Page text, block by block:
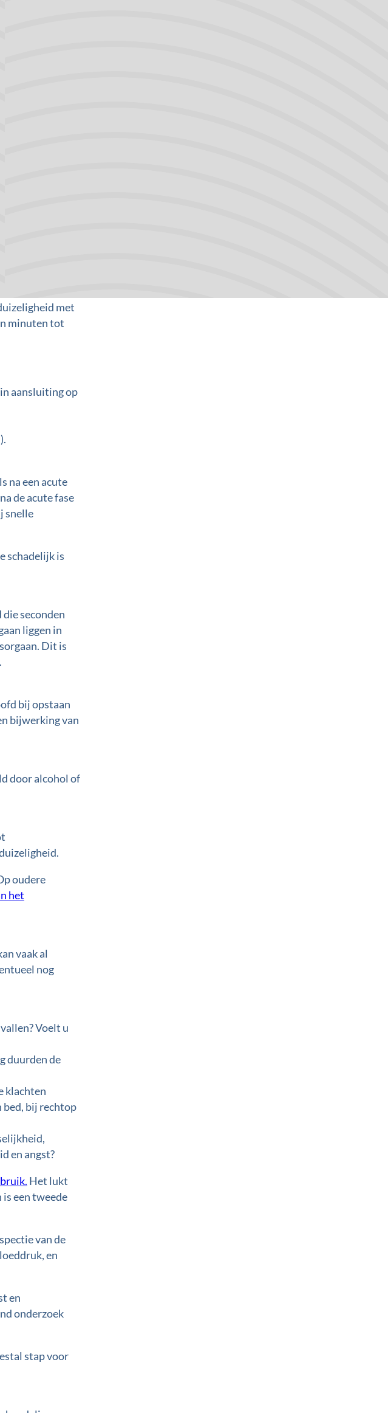
hoofd ten
prikkels
bewaart. Er
daar
Duizeligheid
met
minuten tot
aansluiting op
na een acute
de acute fase
snelle
schadelijk is
seconden
liggen in
Dit is
bij opstaan
bijwerking van
door alcohol of
oudere
het
vaak al
nog
Voelt u
duurden de
klachten
bed, bij rechtop
en angst?
Het lukt
een tweede
van de
en
en
onderzoek
stap voor